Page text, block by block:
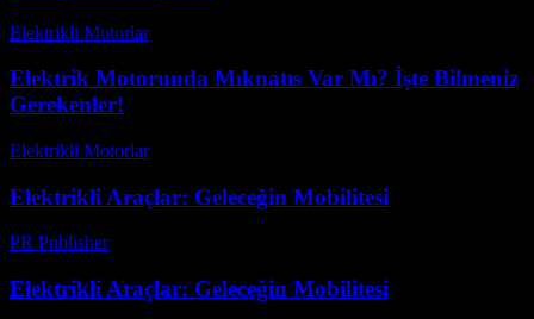
Elektrikli Motorlar-
Elektrik Motorunda Mıknatıs Var Mı? İşte Bilmeniz
Gerekenler!
Elektrikli Motorlar-
Elektrikli Araçlar: Geleceğin Mobilitesi
PR Publisher-
Elektrikli Araçlar: Geleceğin Mobilitesi